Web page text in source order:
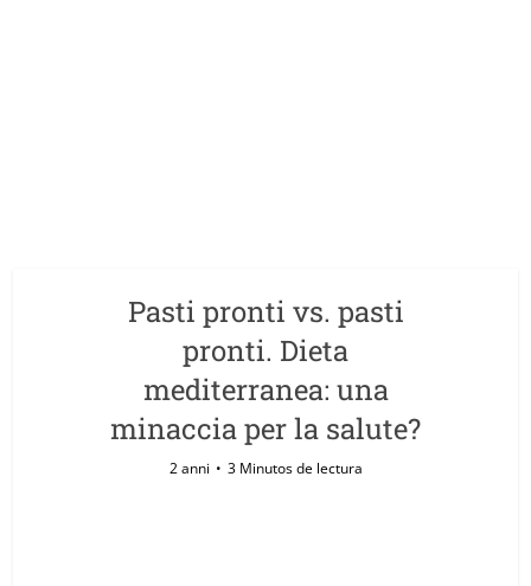
Pasti pronti vs. pasti
pronti. Dieta
mediterranea: una
minaccia per la salute?
2 anni 3 Minutos de lectura